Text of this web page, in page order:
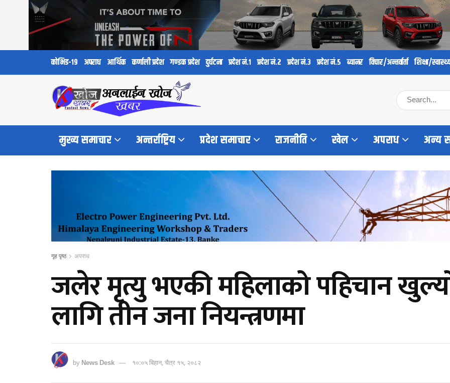
कोभिड-१९ अपराध आर्थिक कर्णाली प्रदेश गण्डक प्रदेश दुर्घटना प्रदेश नं.१ प्रदेश नं.२ प्रदेश नं.३ प्रदेश नं.५ ब्यानर विचार/अन्तर्वार्ता शिक्षा/
मुख्य समाचार अन्तर्राष्ट्रिय प्रदेश समाचार राजनीति खेल अपराध अन्य
गृह पृष्ठ अपराध
जलेर मृत्यु भएकी महिलाको पहिचान
लागि तीन जना नियन्त्रणमा
byNews Desk १०:०५ बिहान, चैत्र १५, २०८२